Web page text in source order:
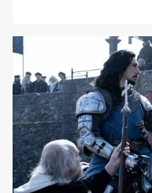
Georgia e Alabama su
diffuso anche il poster